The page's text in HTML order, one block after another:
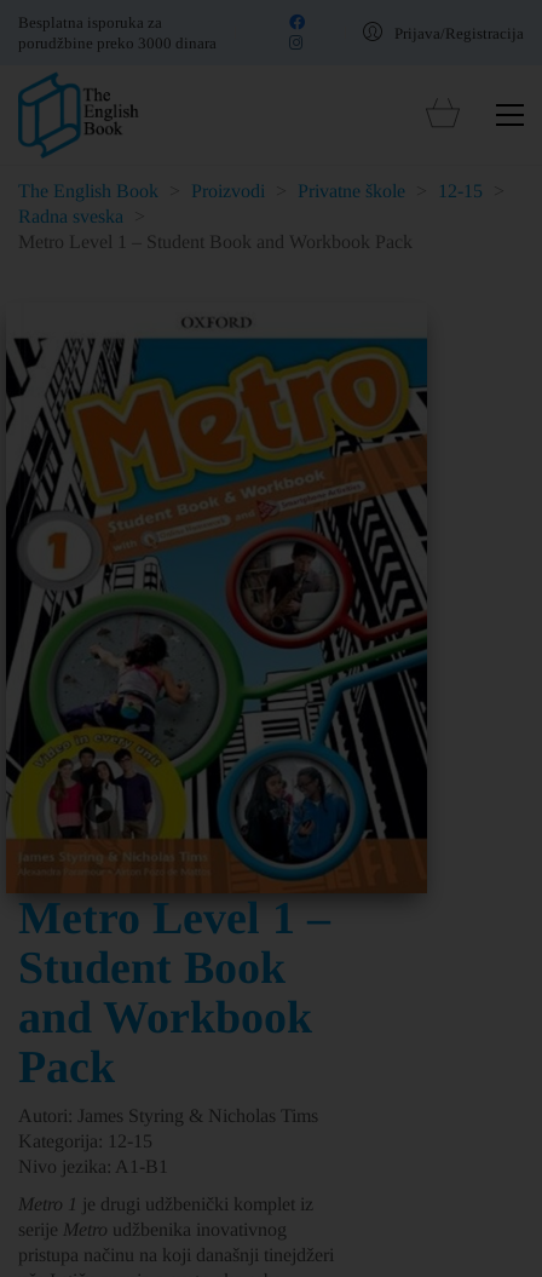
Besplatna isporuka za
porudžbine preko 3000 dinara
Prijava/Registracija
The English Book Proizvodi Privatne škole 12-15
Radna sveska
Metro Level 1 – Student Book and Workbook Pack
Metro Level 1 –
Student Book
and Workbook
Pack
Autori: James Styring & Nicholas Tims
Kategorija: 12-15
Nivo jezika: A1-B1
Metro 1 je drugi udžbenički komplet iz
serije Metro udžbenika inovativnog
pristupa načinu na koji današnji tinejdžeri